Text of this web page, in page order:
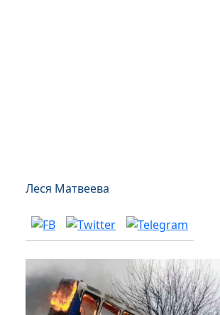
Леся Матвеева